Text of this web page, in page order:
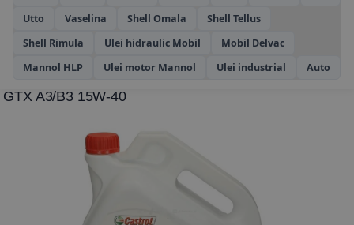
Utto
Vaselina Shell Omala
Shell Tellus
Shell Rimula
Ulei hidraulic Mobil
Mobil Delvac
Mannol HLP
Ulei motor Mannol Ulei industrial Auto
GTX A3/B3 15W-40